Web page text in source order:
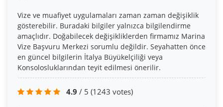
Vize ve muafiyet uygulamaları zaman zaman değişiklik
gösterebilir. Buradaki bilgiler yalnızca bilgilendirme
amaçlıdır. Doğabilecek değişikliklerden firmamız Marina
Vize Başvuru Merkezi sorumlu değildir. Seyahatten önce
en güncel bilgilerin İtalya Büyükelçiliği veya
Konsolosluklarından teyit edilmesi önerilir.
4.9 / 5 (1243 votes)